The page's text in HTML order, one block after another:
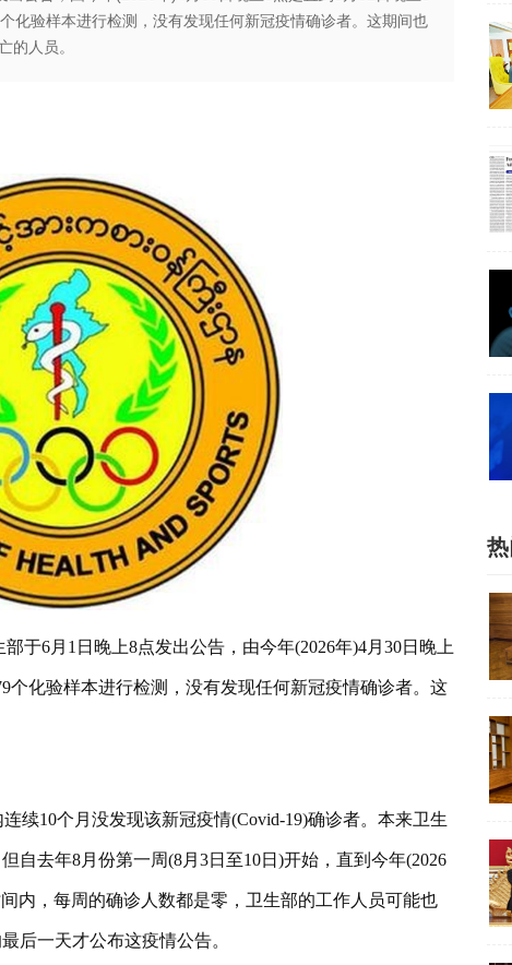
化验样本进行检测，没有发现任何新冠疫情确诊者。这期间也
的人员。
于6月1日晚上8点发出公告，由今年(2026年)4月30日晚上
个化验样本进行检测，没有发现任何新冠疫情确诊者。这
续10个月没发现该新冠疫情(Covid-19)确诊者。本来卫生
自去年8月份第一周(8月3日至10日)开始，直到今年(2026
内，每周的确诊人数都是零，卫生部的工作人员可能也
后一天才公布这疫情公告。